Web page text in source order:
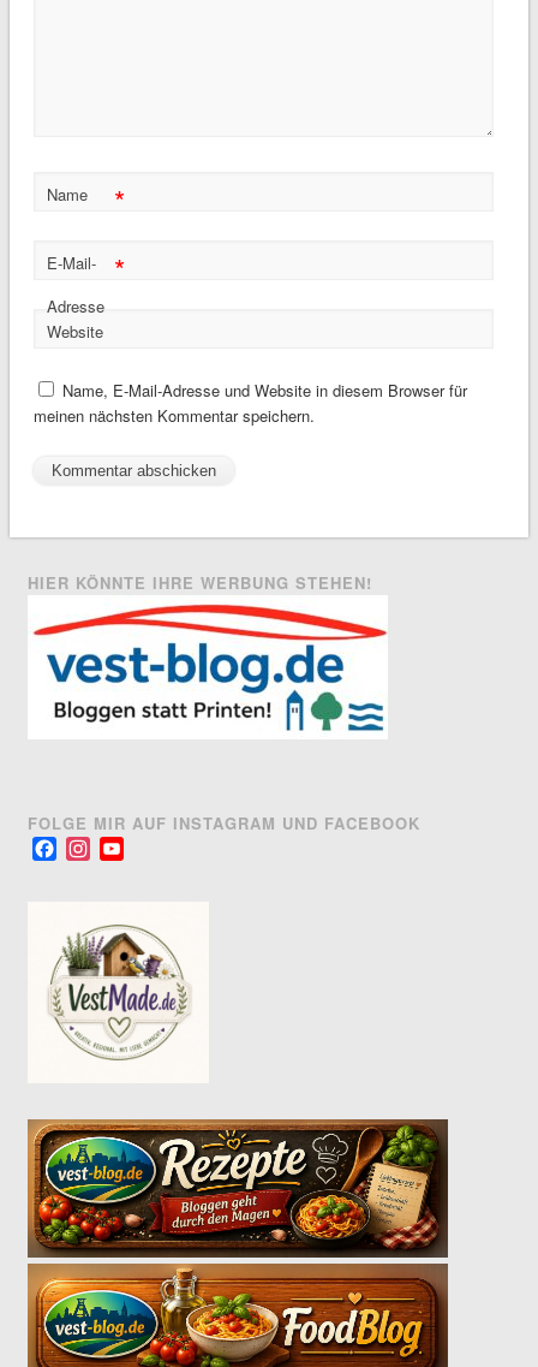
Name *
E-Mail-
Adresse
*
Website
Name, E-Mail-Adresse und Website in diesem Browser für
meinen nächsten Kommentar speichern.
HIER KÖNNTE IHRE WERBUNG STEHEN!
FOLGE MIR AUF INSTAGRAM UND FACEBOOK
FacebookInstagram